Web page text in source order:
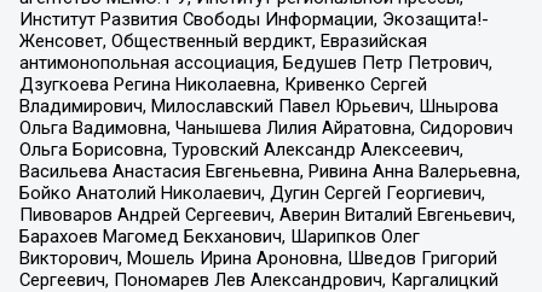
Институт Развития Свободы Информации, Экозащита!-
Женсовет, Общественный вердикт, Евразийская
антимонопольная ассоциация, Бедушев Петр Петрович,
Дзугкоева Регина Николаевна, Кривенко Сергей
Владимирович, Милославский Павел Юрьевич, Шнырова
Ольга Вадимовна, Чанышева Лилия Айратовна, Сидорович
Ольга Борисовна, Туровский Александр Алексеевич,
Васильева Анастасия Евгеньевна, Ривина Анна Валерьевна,
Бойко Анатолий Николаевич, Дугин Сергей Георгиевич,
Пивоваров Андрей Сергеевич, Аверин Виталий Евгеньевич,
Барахоев Магомед Бекханович, Шарипков Олег
Викторович, Мошель Ирина Ароновна, Шведов Григорий
Сергеевич, Пономарев Лев Александрович, Каргалицкий